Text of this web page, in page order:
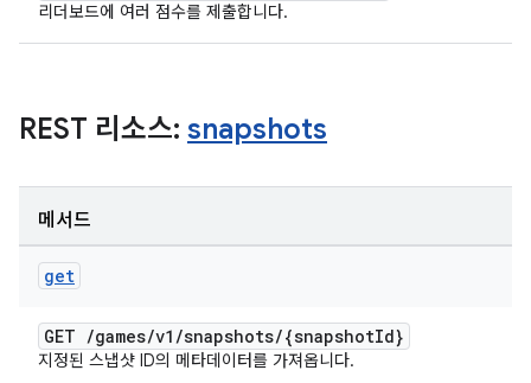
리더보드에 여러 점수를 제출합니다.
REST 리소스: snapshots
메서드
get
GET /games/v1 /snapshots/{snapshotId}
지정된 스냅샷 ID의 메타데이터를 가져옵니다.